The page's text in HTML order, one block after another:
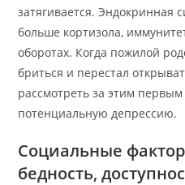
затягивается. Эндокринная
больше кортизола,
оборотах. Когда пожилой
бриться и перестал
рассмотреть за этим
потенциальную депрессию.
Социальные
бедность,